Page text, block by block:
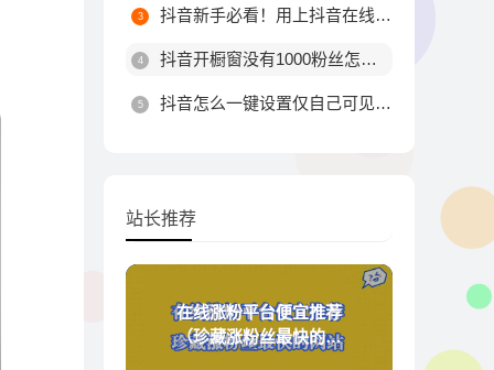
抖音新手必看！用上抖音在线涨粉平台这10个技巧，粉丝量由你决定！
抖音开橱窗没有1000粉丝怎么办
抖音怎么一键设置仅自己可见？详细步骤教你轻松搞定
站长推荐
在线涨粉平台便宜推荐
（珍藏涨粉丝最快的网